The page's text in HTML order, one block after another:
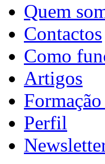
Quem
Contactos
Como
Artigos
Perfil